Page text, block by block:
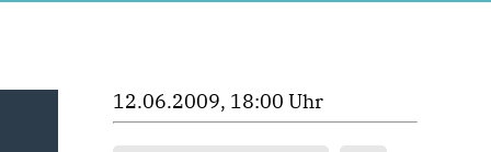
12.06.2009, 18:00 Uhr